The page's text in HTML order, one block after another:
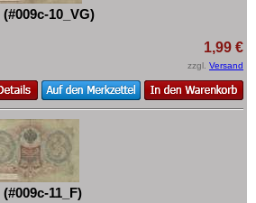
10_VG)
1,99 €
zzgl. Versand
11_F)